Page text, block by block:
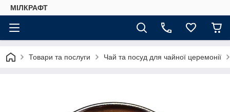
МІЛКРАФТ
Товари та послуги Чай та посуд для чайної церемонії